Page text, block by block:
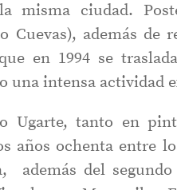
misma ciudad.
Cuevas), además de
en 1994 se
una intensa actividad
Ugarte, tanto en
años ochenta entre
además del